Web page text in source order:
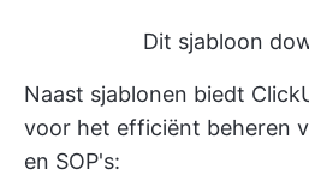
Dit sjabloon
Naast sjablonen biedt
voor het efficiënt beheren
en SOP's: